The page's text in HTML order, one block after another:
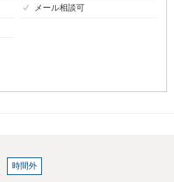
メール相談可
時間外